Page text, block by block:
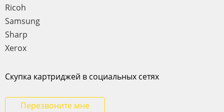
Ricoh
Samsung
Sharp
Xerox
Скупка картриджей в социальных сетях
Перезвоните мне